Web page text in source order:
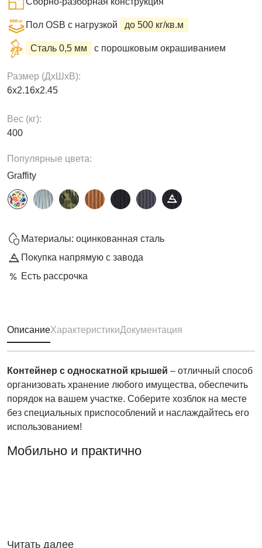
Пол OSB с нагрузкой до 500 кг/кв.м
Сталь 0,5 мм с порошковым окрашиванием
Размер (ДxШxВ):
6х2.16х2.45
Вес (кг):
400
Популярные цвета:
Graffity
Материалы: оцинкованная сталь
Покупка напрямую с завода
Есть рассрочка
ОписаниеХарактеристикиДокументация
Контейнер с односкатной крышей – отличный способ
организовать хранение любого имущества, обеспечить
порядок на вашем участке. Соберите хозблок на месте
без специальных приспособлений и наслаждайтесь его
использованием!
Мобильно и практично
Читать далее